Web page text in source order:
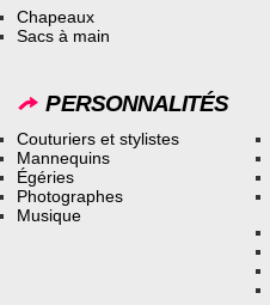
Chapeaux
Sacs à main
PERSONNALITÉS
Couturiers et stylistes
Mannequins
Égéries
Photographes
Musique